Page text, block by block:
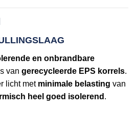
en onbrandbare
van gerecycleerde EPS korrels.
licht met minimale belasting van
heel goed isolerend .